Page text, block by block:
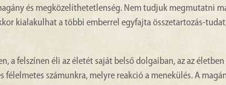
és megközelíthetetlenség. Nem tudjuk megmutatni
kialakulhat a többi emberrel egyfajta összetartozás-
a felszínen éli az életét saját belső dolgaiban, az az
félelmetes számunkra, melyre reakció a menekülés. A